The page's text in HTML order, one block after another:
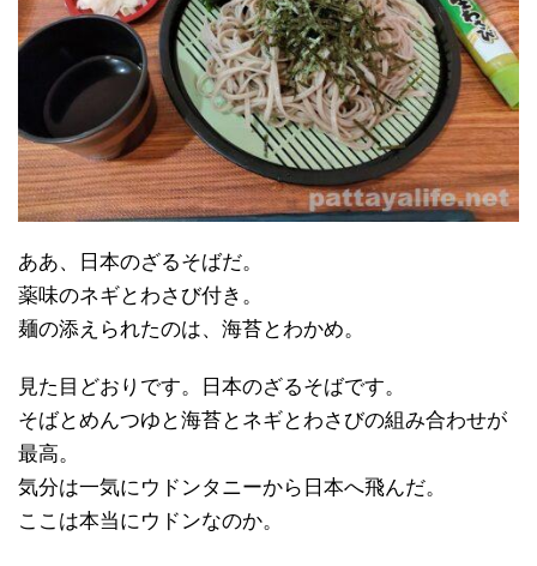
ああ、日本のざるそばだ。
薬味のネギとわさび付き。
麺の添えられたのは、海苔とわかめ。
見た目どおりです。日本のざるそばです。
そばとめんつゆと海苔とネギとわさびの組み合わせが
最高。
気分は一気にウドンタニーから日本へ飛んだ。
ここは本当にウドンなのか。